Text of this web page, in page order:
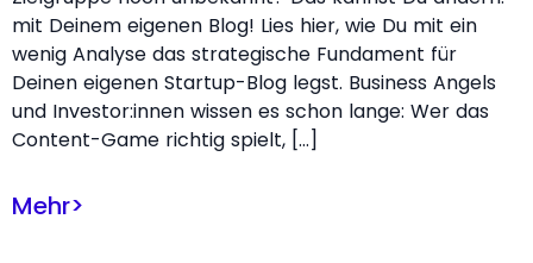
mit Deinem eigenen Blog! Lies hier, wie Du mit ein
wenig Analyse das strategische Fundament für
Deinen eigenen Startup-Blog legst. Business Angels
und Investor:innen wissen es schon lange: Wer das
Content-Game richtig spielt, […]
Mehr>